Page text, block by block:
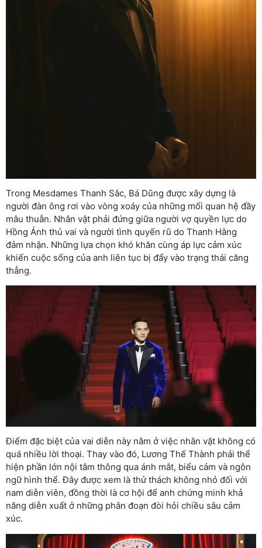
Trong Mesdames Thanh Sắc, Bá Dũng được xây dựng là
người đàn ông rơi vào vòng xoáy của những mối quan hệ đầy
mâu thuẫn. Nhân vật phải đứng giữa người vợ quyền lực do
Hồng Ánh thủ vai và người tình quyến rũ do Thanh Hằng
đảm nhận. Những lựa chọn khó khăn cùng áp lực cảm xúc
khiến cuộc sống của anh liên tục bị đẩy vào trạng thái căng
thẳng.
Điểm đặc biệt của vai diễn này nằm ở việc nhân vật không có
quá nhiều lời thoại. Thay vào đó, Lương Thế Thành phải thể
hiện phần lớn nội tâm thông qua ánh mắt, biểu cảm và ngôn
ngữ hình thể. Đây được xem là thử thách không nhỏ đối với
nam diễn viên, đồng thời là cơ hội để anh chứng minh khả
năng diễn xuất ở những phân đoạn đòi hỏi chiều sâu cảm
xúc.